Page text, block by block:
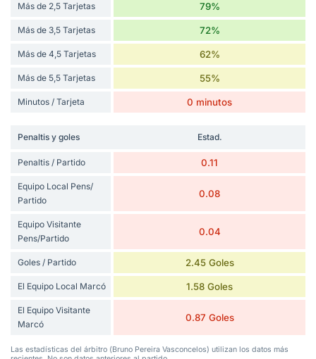
Más de 2,5 Tarjetas 79%
Más de 3,5 Tarjetas 72%
Más de 4,5 Tarjetas 62%
Más de 5,5 Tarjetas 55%
Minutos / Tarjeta 0 minutos
Penaltis y goles Estad.
Penaltis / Partido 0.11
Equipo Local Pens/
Partido
0.08
Equipo Visitante
Pens/Partido
0.04
Goles / Partido 2.45 Goles
El Equipo Local Marcó 1.58 Goles
El Equipo Visitante
Marcó
0.87 Goles
Las estadísticas del árbitro (Bruno Pereira Vasconcelos) utilizan los datos más